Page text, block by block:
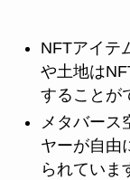
NFTアイテ
や土地は
することが
メタバース
ヤーが自由
られていま